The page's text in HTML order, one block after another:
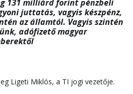
131 milliárd forint pénzbeli
juttatás, vagyis készpénz,
az államtól. Vagyis szintén
adófizető magyar
Ligeti Miklós, a TI jogi vezetője.